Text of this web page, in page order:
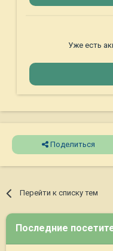
Уже есть
Поделиться
Перейти к списку тем
Последние